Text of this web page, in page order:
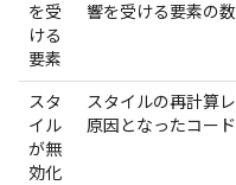
を受
ける
要素
響を受ける要素の数
スタ
イル
が無
効化
スタイルの再計算
原因となったコー